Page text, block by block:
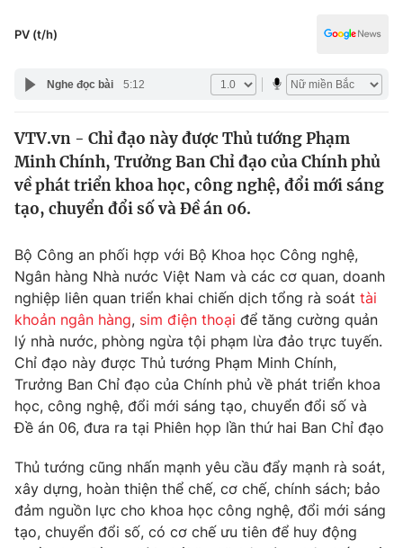
Pháp luật
Thế giới
Tin tức
Thế giới đó đây
Câu chuyện quốc tế
Tài chính
Thị trường
Góc doanh nghiệp
Dữ liệu và đời sống
Truyền hình
Phim VTV
Hậu trường
Khán giả
Giải sao mai
Giải trí
Điện ảnh
Âm nhạc
Sao
Đời sống
Du lịch
Làm đẹp
Giáo dục
Tuyển sinh
Công nghệ
PV (t/h)
Nghe đọc bài 5:12
VTV.vn - Chỉ đạo này được Thủ tướng Phạm
Minh Chính, Trưởng Ban Chỉ đạo của Chính phủ
về phát triển khoa học, công nghệ, đổi mới sáng
tạo, chuyển đổi số và Đề án 06.
Bộ Công an phối hợp với Bộ Khoa học Công nghệ,
Ngân hàng Nhà nước Việt Nam và các cơ quan, doanh
nghiệp liên quan triển khai chiến dịch tổng rà soát tài
khoản ngân hàng, sim điện thoại để tăng cường quản
lý nhà nước, phòng ngừa tội phạm lừa đảo trực tuyến.
Chỉ đạo này được Thủ tướng Phạm Minh Chính,
Trưởng Ban Chỉ đạo của Chính phủ về phát triển khoa
học, công nghệ, đổi mới sáng tạo, chuyển đổi số và
Đề án 06, đưa ra tại Phiên họp lần thứ hai Ban Chỉ đạo
Thủ tướng cũng nhấn mạnh yêu cầu đẩy mạnh rà soát,
xây dựng, hoàn thiện thể chế, cơ chế, chính sách; bảo
đảm nguồn lực cho khoa học công nghệ, đổi mới sáng
tạo, chuyển đổi số, có cơ chế ưu tiên để huy động